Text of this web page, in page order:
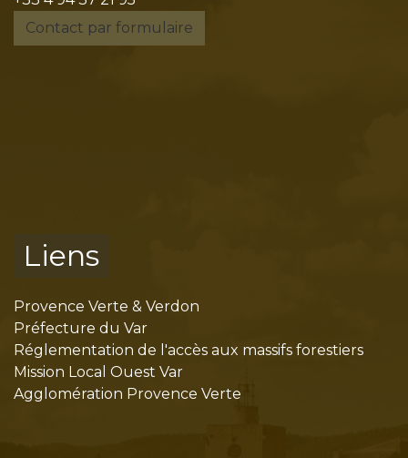
Contact par formulaire
Liens
Provence Verte & Verdon
Préfecture du Var
Réglementation de l'accès aux massifs forestiers
Mission Local Ouest Var
Agglomération Provence Verte